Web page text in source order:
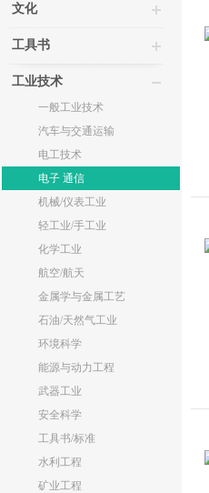
文化
工具书
工业技术
一般工业技术
汽车与交通运输
电工技术
电子 通信
机械/仪表工业
轻工业/手工业
化学工业
航空/航天
金属学与金属工艺
石油/天然气工业
环境科学
能源与动力工程
武器工业
安全科学
工具书/标准
水利工程
矿业工程